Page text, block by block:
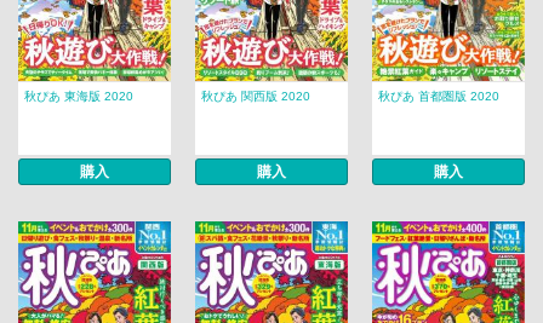
秋ぴあ 東海版 2020
購入
秋ぴあ 関西版 2020
購入
秋ぴあ 首都圏版 2020
購入